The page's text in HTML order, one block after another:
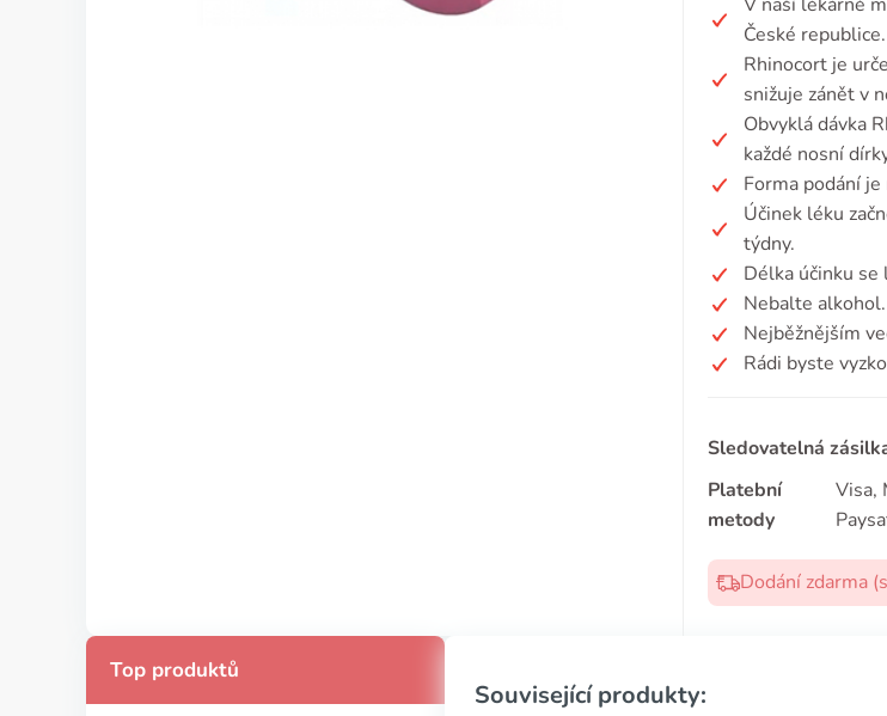
České
Rhinocort je
snižuje zánět v
Obvyklá dávka
každé nosní
Forma podání
Účinek léku
týdny.
Délka účinku
Nebalte alkohol.
Nejběžnějším
Rádi byste
Sledovatelná
Platební
metody
Visa,
Dodání zdarma
Top produktů
Související produkty: